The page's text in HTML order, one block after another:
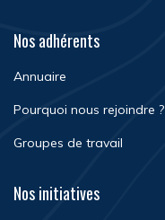
Nos adhérents
Annuaire
Pourquoi nous rejoindre ?
Groupes de travail
Nos initiatives